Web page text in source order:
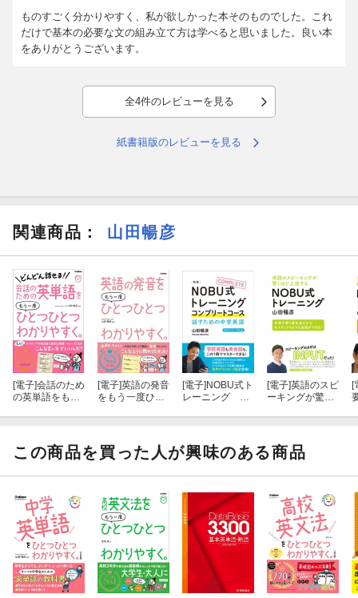
ものすごく分かりやすく、私が欲しかった本そのものでした。これ
だけで基本の必要な文の組み立て方は学べると思いました。良い本
をありがとうございます。
全4件のレビューを見る
紙書籍版のレビューを見る
関連商品 ： 山田暢彦
[電子]会話のため
の英単語をもう
[電子]英語の発音
をもう一度ひと
[電子]NOBU式ト
レーニング コ
[電子]英語のスピ
ーキングが驚く
[
この商品を買った人が興味のある商品